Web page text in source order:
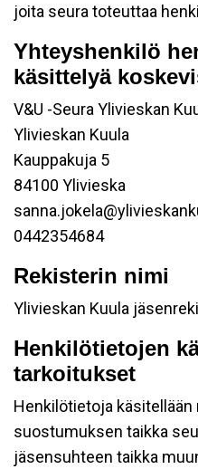
joita seura toteuttaa
Yhteyshenkilö
käsittelyä
V&U -Seura Ylivieskan
Ylivieskan Kuula
Kauppakuja 5
84100 Ylivieska
0442354684
Rekisterin nimi
Ylivieskan Kuula
Henkilötietojen
tarkoitukset
Henkilötietoja
suostumuksen taikka
jäsensuhteen taikka